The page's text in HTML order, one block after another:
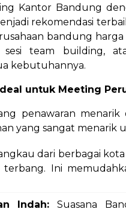
Kantor Bandung
rekomendasi
bandung
team building,
kebutuhannya.
untuk Meeting
penawaran menarik
yang sangat menarik
dari berbagai
Ini
Indah: Suasana